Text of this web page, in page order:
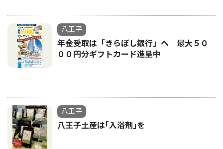
八王子
年金受取は「きらぼし銀行」へ 最大５０
００円分ギフトカード進呈中
八王子
八王子土産は｢入浴剤｣を